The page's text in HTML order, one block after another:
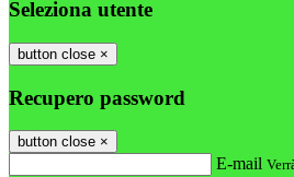
Seleziona utente
button close ×
Recupero password
button close ×
E-mail